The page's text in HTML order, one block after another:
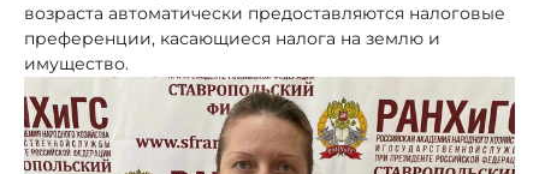
возраста автоматически предоставляются налоговые
преференции, касающиеся налога на землю и
имущество.